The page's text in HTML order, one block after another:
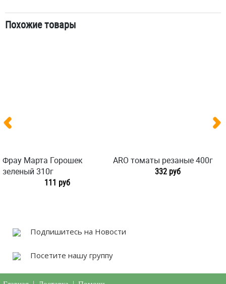
Похожие товары
Фрау Марта Горошек
зеленый 310г
111 руб
ARO томаты резаные 400г
332 руб
Подпишитесь на Новости
Посетите нашу группу